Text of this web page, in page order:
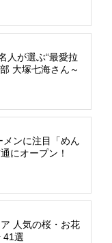
人が選ぶ“最愛拉
大塚七海さん～
ンに注目「めん
にオープン！
人気の桜・お花
41選